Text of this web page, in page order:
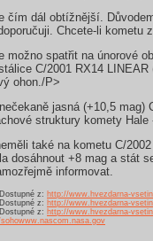
čím dál obtížnější.
Chcete-li kometu
možno spatřit na únorové
C/2001 RX14
ohon./P>
jasná (+10,5
struktury komety
také na kometu C/
dosáhnout +8 mag a stát
informovat.
z: http://www.hvezdarna-
z: http://www.hvezdarna-
z: http://www.hvezdarna-